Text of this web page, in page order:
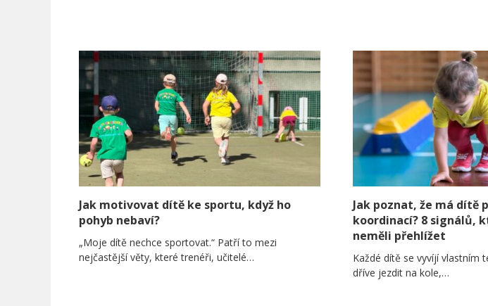
Jak motivovat dítě ke sportu, když ho
pohyb nebaví?
„Moje dítě nechce sportovat.“ Patří to mezi
nejčastější věty, které trenéři, učitelé…
Jak poznat, že má dítě
koordinací? 8 signálů,
neměli přehlížet
Každé dítě se vyvíjí vlastním
dříve jezdit na kole,…